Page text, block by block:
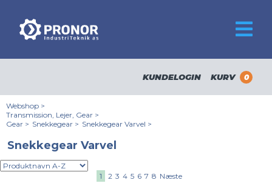
KUNDELOGIN KURV 0
Webshop >
Transmission, Lejer, Gear >
Gear > Snekkegear > Snekkegear Varvel >
Snekkegear Varvel
1 2 3 4 5 6 7 8 Næste